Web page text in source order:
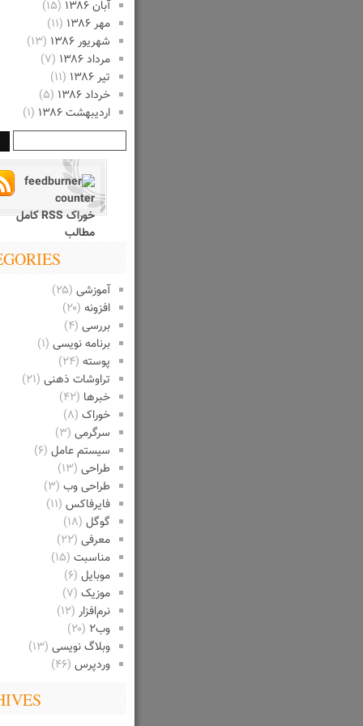
آبان ۱۳۸۶
(۱۵)
مهر ۱۳۸۶
(۱۱)
شهریور ۱۳۸۶
(۱۳)
مرداد ۱۳۸۶
(۷)
تیر ۱۳۸۶
(۱۱)
خرداد ۱۳۸۶
(۵)
اردیبهشت ۱۳۸۶
(۱)
خوراک RSS کامل
مطالب
آموزشی (۲۵)
افزونه (۲۰)
بررسی (۴)
برنامه نویسی (۱)
پوسته (۲۴)
تراوشات ذهنی (۲۱)
خبرها (۴۲)
خوراک (۸)
سرگرمی (۳)
سیستم عامل (۶)
طراحی (۱۳)
طراحی وب (۳)
فایرفاکس (۱۱)
گوگل (۱۸)
معرفی (۲۲)
مناسبت (۱۵)
موبایل (۶)
موزیک (۷)
نرم‌افزار (۱۲)
وب۲ (۲۰)
وبلاگ نویسی (۱۳)
وردپرس (۴۶)